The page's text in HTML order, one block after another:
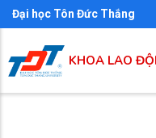
Nhảy
đến
nội
dung
Đại học Tôn Đức Thắng
KHOA LAO